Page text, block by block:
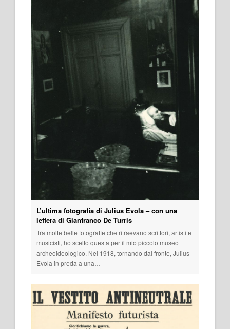
L’ultima fotografia di Julius Evola – con una
lettera di Gianfranco De Turris
Tra molte belle fotografie che ritraevano scrittori, artisti e
musicisti, ho scelto questa per il mio piccolo museo
archeoideologico. Nel 1918, tornando dal fronte, Julius
Evola in preda a una…